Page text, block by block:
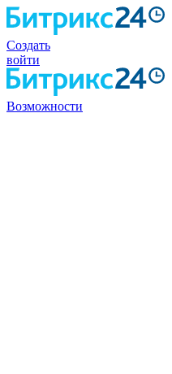
Создать
войти
Возможности